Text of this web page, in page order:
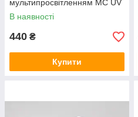
мультипросвітленням MC UV
В наявності
440 ₴
Купити